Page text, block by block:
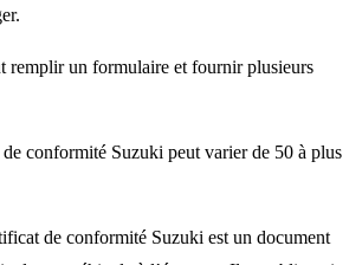
remplir un formulaire et fournir plusieurs
conformité Suzuki peut varier de 50 à plus
de conformité Suzuki est un document